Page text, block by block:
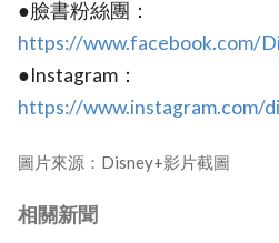
●臉書粉絲團：
https://www.facebook.com/
●Instagram：
https://www.instagram.com/
圖片來源：Disney+影片截圖
相關新聞